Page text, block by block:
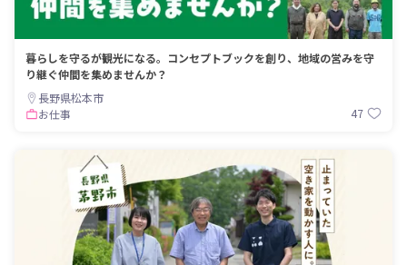
暮らしを守るが観光になる。コンセプトブックを創り、地域の営みを守
り継ぐ仲間を集めませんか？
長野県松本市
お仕事
47